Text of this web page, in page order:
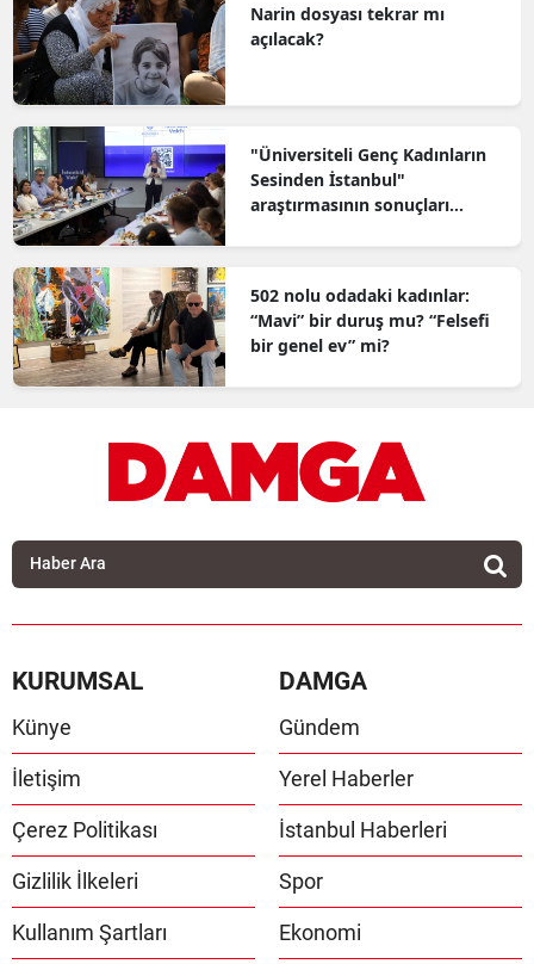
Narin dosyası tekrar mı
açılacak?
"Üniversiteli Genç Kadınların
Sesinden İstanbul"
araştırmasının sonuçları
502 nolu odadaki kadınlar:
“Mavi” bir duruş mu? “Felsefi
bir genel ev” mi?
KURUMSAL
Künye
İletişim
Çerez Politikası
Gizlilik İlkeleri
Kullanım Şartları
DAMGA
Gündem
Yerel Haberler
İstanbul Haberleri
Spor
Ekonomi